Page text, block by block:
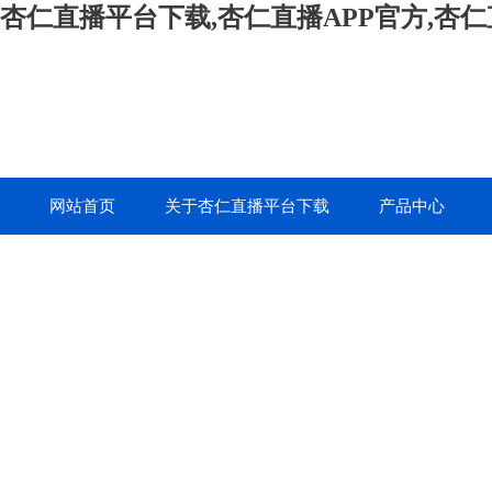
杏仁直播平台下载,杏仁直播APP官方,杏
网站首页 关于杏仁直播平台下载 产品中心